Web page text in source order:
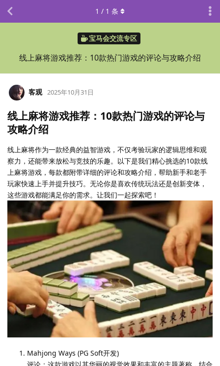
宝马会交流专区
线上麻将游戏推荐：10款热门游戏的评论与攻略介绍
1 / 1 条
客观 2025年10月31日
线上麻将游戏推荐：10款热门游戏的评论与
攻略介绍
线上麻将作为一款经典的益智游戏，不仅考验玩家的逻辑思维和观
察力，还能带来放松与竞技的乐趣。以下是我们精心挑选的10款线
上麻将游戏，每款都附带详细的评论和攻略介绍，帮助新手和老手
玩家快速上手并提升技巧。无论你是喜欢传统玩法还是创新变体，
这些游戏都能满足你的需求。让我们一起探索吧！
Mahjong Ways (PG Soft开发)